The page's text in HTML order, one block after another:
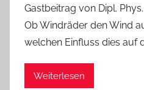
Gastbeitrag von Dipl.
Ob Windräder den Wind
welchen Einfluss dies auf
Weiterlesen